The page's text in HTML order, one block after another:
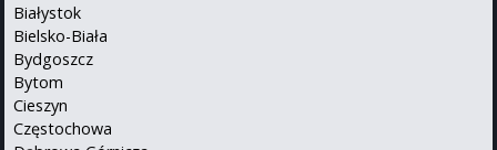
Białystok
Bielsko-Biała
Bydgoszcz
Bytom
Cieszyn
Częstochowa